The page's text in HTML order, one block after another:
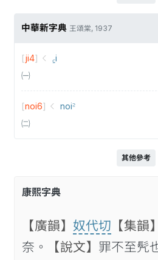
中華新字典 王頌棠, 1937
[ji4] ꜁i
㈠
[noi6] noi꜅
㈡
其他參考
康熙字典
【廣韻】 奴代切 【集韻】
奈。
【說文】 罪不至髠